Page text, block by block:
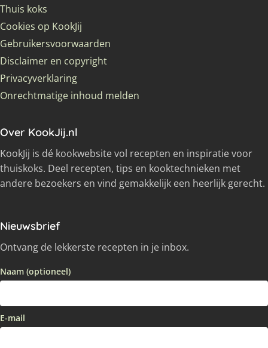
Thuis koks
Cookies op KookJij
Gebruikersvoorwaarden
Disclaimer en copyright
Privacyverklaring
Onrechtmatige inhoud melden
Over KookJij.nl
KookJij is dé kookwebsite vol recepten en inspiratie voor
thuiskoks. Deel recepten, tips en kooktechnieken met
andere bezoekers en vind gemakkelijk een heerlijk gerecht.
Nieuwsbrief
Ontvang de lekkerste recepten in je inbox.
Naam (optioneel)
E-mail